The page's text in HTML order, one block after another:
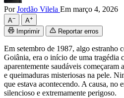
PorJordão Vilela Em março 4, 2026
A− A+
Imprimir Reportar erros
Em setembro de 1987, algo estranho
Goiânia, era o início de uma tragédia
aparentemente saudáveis começaram
e queimaduras misteriosas na pele.
que estava acontecendo. A causa, no
silencioso e extremamente perigoso.